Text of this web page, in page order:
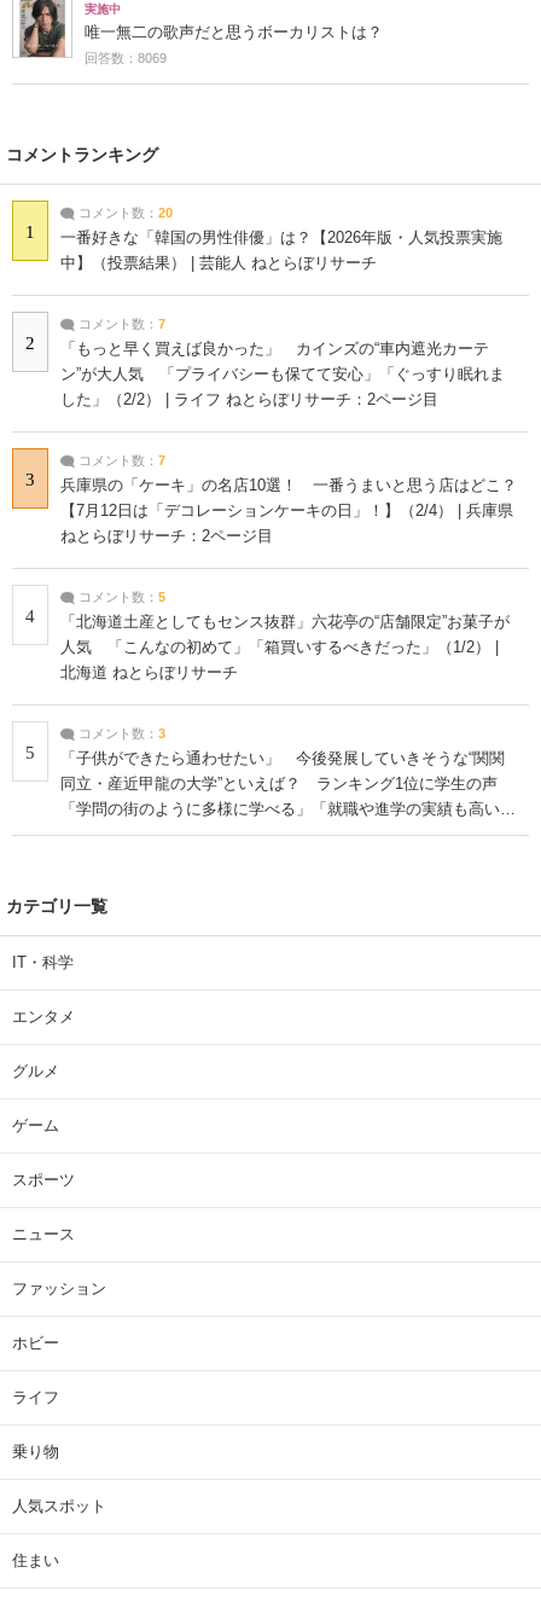
実施中
唯一無二の歌声だと思うボーカリストは？
回答数：8069
コメントランキング
1
コメント数： 20
一番好きな「韓国の男性俳優」は？【2026年版・人気投票実施
中】（投票結果） | 芸能人 ねとらぼリサーチ
2
コメント数： 7
「もっと早く買えば良かった」 カインズの“車内遮光カーテ
ン”が大人気 「プライバシーも保てて安心」「ぐっすり眠れま
した」（2/2） | ライフ ねとらぼリサーチ：2ページ目
3
コメント数： 7
兵庫県の「ケーキ」の名店10選！ 一番うまいと思う店はどこ？
【7月12日は「デコレーションケーキの日」！】（2/4） | 兵庫県
ねとらぼリサーチ：2ページ目
4
コメント数： 5
「北海道土産としてもセンス抜群」六花亭の“店舗限定”お菓子が
人気 「こんなの初めて」「箱買いするべきだった」（1/2） |
北海道 ねとらぼリサーチ
5
コメント数： 3
「子供ができたら通わせたい」 今後発展していきそうな“関関
同立・産近甲龍の大学”といえば？ ランキング1位に学生の声
「学問の街のように多様に学べる」「就職や進学の実績も高い」
| 大学 ねとらぼリサーチ
カテゴリ一覧
IT・科学
エンタメ
グルメ
ゲーム
スポーツ
ニュース
ファッション
ホビー
ライフ
乗り物
人気スポット
住まい